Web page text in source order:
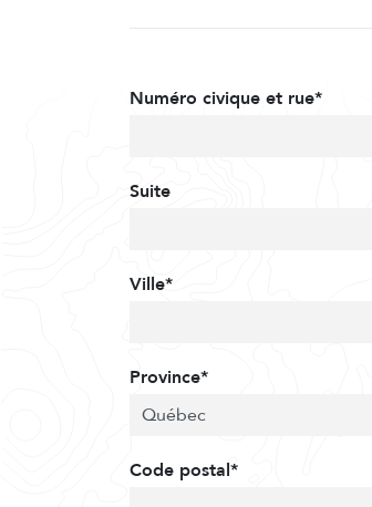
Numéro civique et rue*
Suite
Ville*
Province*
Code postal*